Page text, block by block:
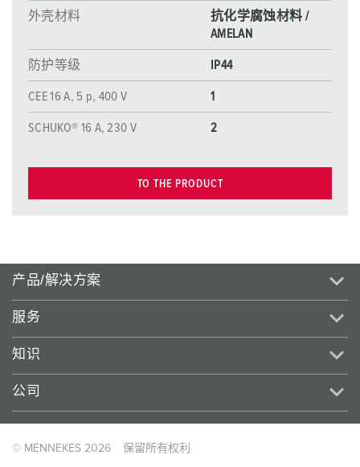
外壳材料
抗化学腐蚀材料 /
AMELAN
防护等级 IP44
CEE 16 A, 5 p, 400 V 1
SCHUKO® 16 A, 230 V 2
TO THE PRODUCT
产品/解决方案
服务
知识
公司
© MENNEKES 2026 保留所有权利